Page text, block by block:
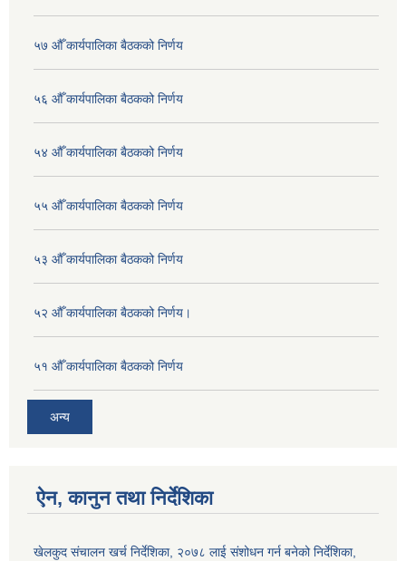
५७ औँ कार्यपालिका बैठकको निर्णय
५६ औँ कार्यपालिका बैठकको निर्णय
५४ औँ कार्यपालिका बैठकको निर्णय
५५ औँ कार्यपालिका बैठकको निर्णय
५३ औँ कार्यपालिका बैठकको निर्णय
५२ औँ कार्यपालिका बैठकको निर्णय।
५१ औँ कार्यपालिका बैठकको निर्णय
अन्य
ऐन, कानुन तथा निर्देशिका
खेलकुद संचालन खर्च निर्देशिका, २०७८ लाई संशोधन गर्न बनेको निर्देशिका,